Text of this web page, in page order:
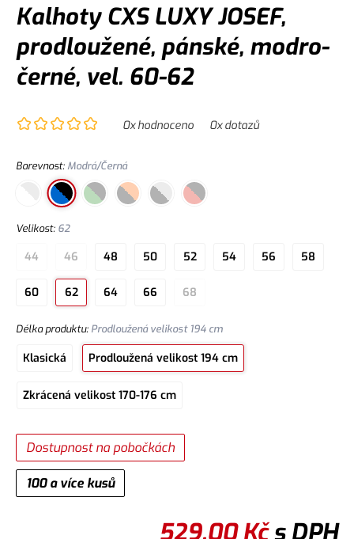
Kalhoty CXS LUXY JOSEF,
prodloužené, pánské, modro-
černé, vel. 60-62
0x hodnoceno 0x dotazů
Barevnost:Modrá/Černá
Velikost: 62
44 46 48 50 52 54 56 58
60 62 64 66 68
Délka produktu: Prodloužená velikost 194 cm
Klasická Prodloužená velikost 194 cm
Zkrácená velikost 170-176 cm
100 a více kusů
Dostupnost na pobočkách